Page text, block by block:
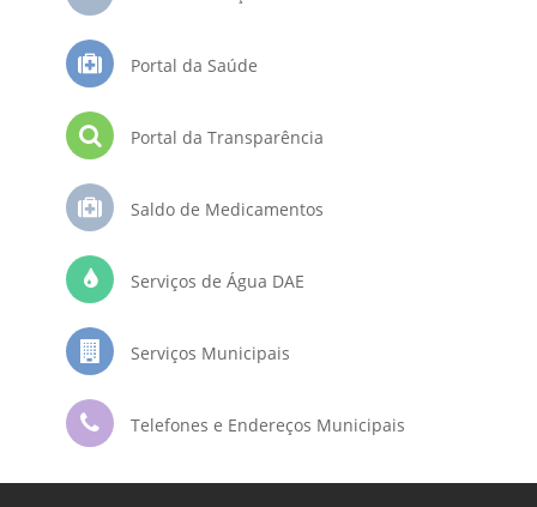
Portal da Saúde
Portal da Transparência
Saldo de Medicamentos
Serviços de Água DAE
Serviços Municipais
Telefones e Endereços Municipais